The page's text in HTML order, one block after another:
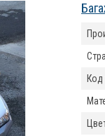
Код